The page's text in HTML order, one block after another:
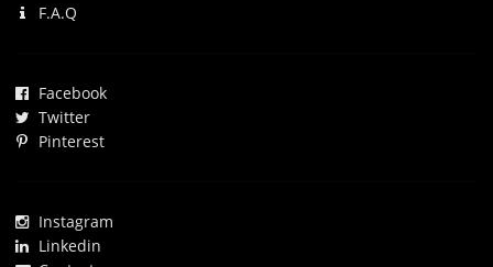
F.A.Q
Facebook
Twitter
Pinterest
Instagram
Linkedin